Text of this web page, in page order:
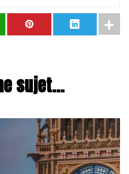
sujet...